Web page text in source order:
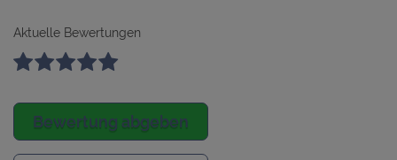
Aktuelle Bewertungen
Bewertung abgeben